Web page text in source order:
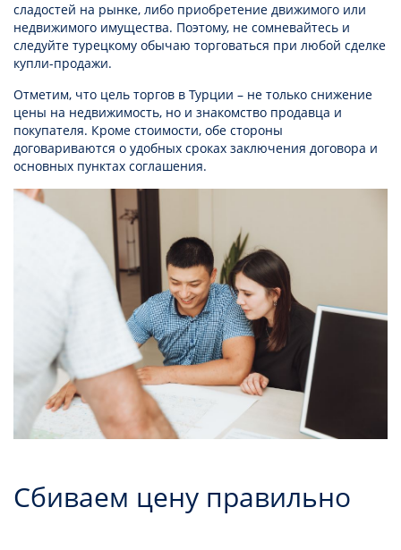
сладостей на рынке, либо приобретение движимого или
недвижимого имущества. Поэтому, не сомневайтесь и
следуйте турецкому обычаю торговаться при любой сделке
купли-продажи.
Отметим, что цель торгов в Турции – не только снижение
цены на недвижимость, но и знакомство продавца и
покупателя. Кроме стоимости, обе стороны
договариваются о удобных сроках заключения договора и
основных пунктах соглашения.
Сбиваем цену правильно